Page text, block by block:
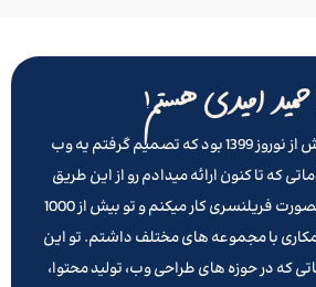
امیدی هستم!
تو روزهای کرونایی پیش از نوروز 1399 بود که تصمیم گرفتم یه وب
که تا کنون ارائه میدادم رو از این طریق
ارائه بدم . سالهاست بصورت فریلنسری کار میکنم و تو بیش از 1000
با مجموعه های مختلف داشتم. تو این
که در حوزه های طراحی وب، تولید محتوا،